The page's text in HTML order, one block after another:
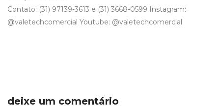
Contato: (31) 97139-3613 e (31) 3668-0599 Instagram:
@valetechcomercial Youtube: @valetechcomercial
deixe um comentário